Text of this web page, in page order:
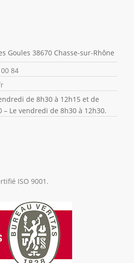
Goules 38670 Chasse-sur-Rhône
84
de 8h30 à 12h15 et de
– Le vendredi de 8h30 à 12h30.
ISO 9001.